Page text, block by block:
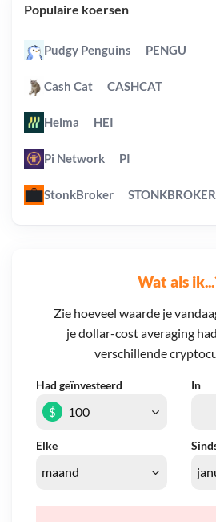
Wat als
Zie hoeveel waarde je
je dollar-cost averaging
verschillende
Had geïnvesteerd In
Elke
$
Populaire koersen
Pudgy Penguins PENGU
Cash Cat CASHCAT
Heima HEI
Pi Network PI
StonkBroker STONKBROKER